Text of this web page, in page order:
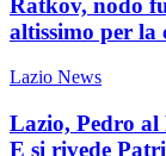
altissimo per la
Lazio News
Lazio, Pedro
E si rivede